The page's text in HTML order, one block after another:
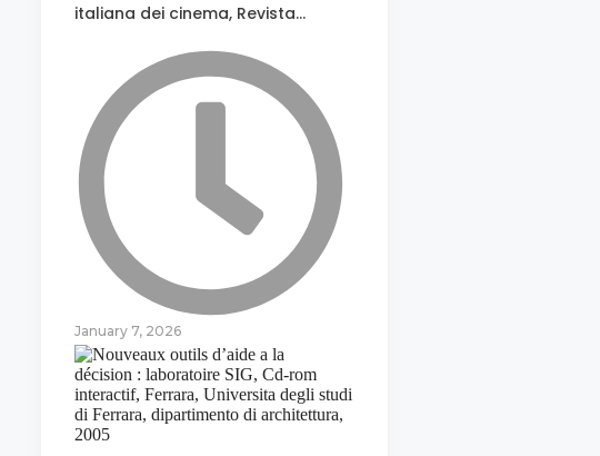
italiana dei cinema, Revista…
January 7, 2026